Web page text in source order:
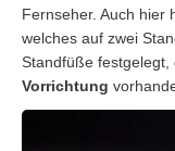
Fernseher. Auch hier
welches auf zwei
Standfüße
Vorrichtung